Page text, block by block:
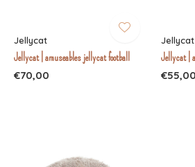
Jellycat
Jellycat | amuseables jellycat football
€70,00
Jellycat
Jellycat |
€55,00